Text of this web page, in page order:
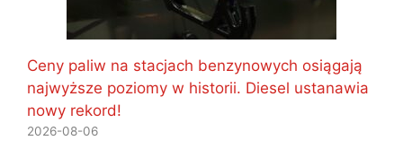
Ceny paliw na stacjach benzynowych osiągają
najwyższe poziomy w historii. Diesel ustanawia
nowy rekord!
2026-08-06